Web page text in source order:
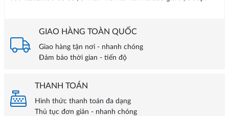
GIAO HÀNG TOÀN QUỐC
Giao hàng tận nơi - nhanh chóng
Đảm bảo thời gian - tiến độ
THANH TOÁN
Hình thức thanh toán đa dạng
Thủ tục đơn giản - nhanh chóng